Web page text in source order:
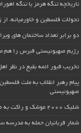
تاریخچه تنگه هرمز یا تنگه
تحولات فلسطین و خاورمیانه،
دو برابر تعداد ساختمان های
رژیم صهیونیستی قبرس را هم
تخریب قبور ائمه بقیع در نظر
پیام رهبر انقلاب به ملت
صهیونیستی
شلیک ۲۰۰۰ موشک و راکت به صهیونیست‌ها
شمار قربانیان حمله به مدرسه